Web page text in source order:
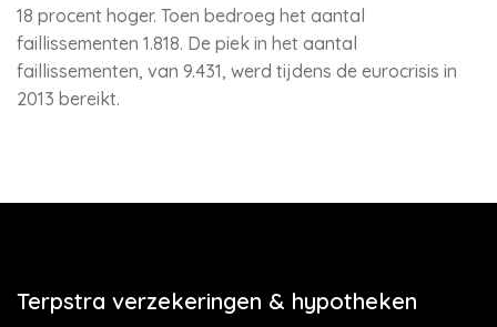
18 procent hoger. Toen bedroeg het aantal
faillissementen 1.818. De piek in het aantal
faillissementen, van 9.431, werd tijdens de eurocrisis in
2013 bereikt.
Terpstra verzekeringen & hypotheken